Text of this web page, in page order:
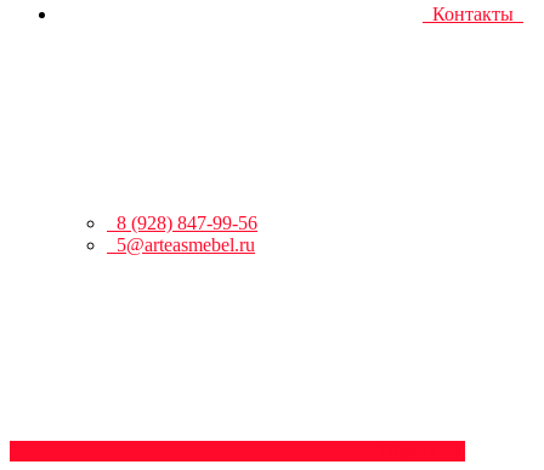
Контакты
8 (928) 847-99-56
5@arteasmebel.ru